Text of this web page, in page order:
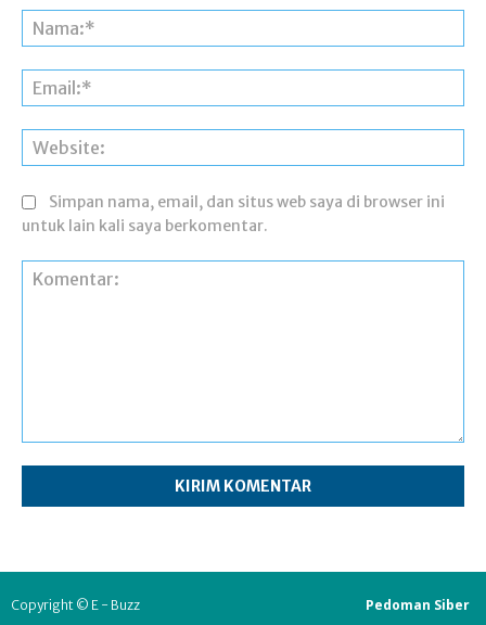
Simpan nama, email, dan situs web saya di browser ini
untuk lain kali saya berkomentar.
Copyright © E - Buzz Pedoman Siber